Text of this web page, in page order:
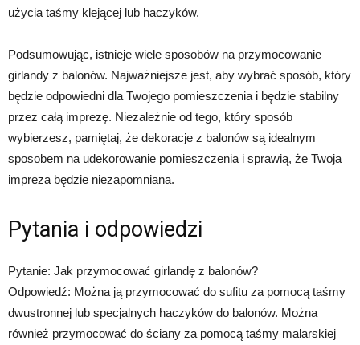
użycia taśmy klejącej lub haczyków.
Podsumowując, istnieje wiele sposobów na przymocowanie
girlandy z balonów. Najważniejsze jest, aby wybrać sposób, który
będzie odpowiedni dla Twojego pomieszczenia i będzie stabilny
przez całą imprezę. Niezależnie od tego, który sposób
wybierzesz, pamiętaj, że dekoracje z balonów są idealnym
sposobem na udekorowanie pomieszczenia i sprawią, że Twoja
impreza będzie niezapomniana.
Pytania i odpowiedzi
Pytanie: Jak przymocować girlandę z balonów?
Odpowiedź: Można ją przymocować do sufitu za pomocą taśmy
dwustronnej lub specjalnych haczyków do balonów. Można
również przymocować do ściany za pomocą taśmy malarskiej